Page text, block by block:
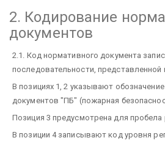
2. Кодирование
документов
2.1. Код нормативного документа
последовательности, представленной
В позициях 1, 2 указывают
документов "ПБ" (пожарная
Позиция 3 предусмотрена для пробела
В позиции 4 записывают код уровня